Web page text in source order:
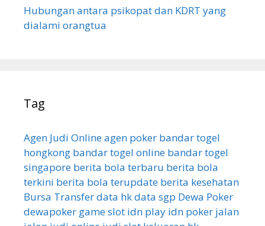
Hubungan antara psikopat dan KDRT yang
dialami orangtua
Tag
Agen Judi Onlineagen poker bandar togel
hongkong bandar togel online bandar togel
singapore berita bola terbaru berita bola
terkini berita bola terupdate berita kesehatan
Bursa Transferdata hkdata sgp Dewa Poker
dewapoker game slot idn play idn poker jalan